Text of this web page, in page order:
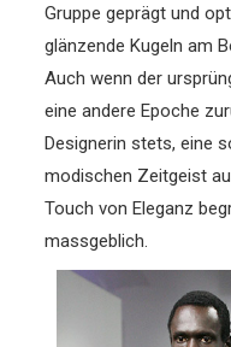
Gruppe geprägt und
glänzende Kugeln am
Auch wenn der
eine andere Epoche
Designerin stets, eine
modischen Zeitgeist
Touch von Eleganz
massgeblich.